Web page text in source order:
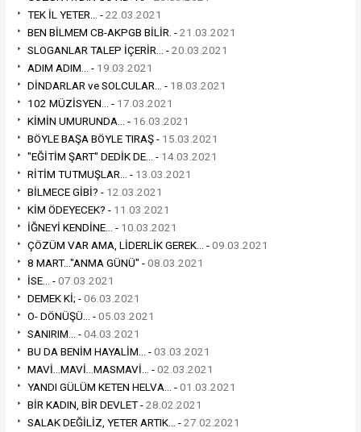
TEK İL YETER... -22.03.2021
BEN BİLMEM CB-AKPGB BİLİR. -21.03.2021
SLOGANLAR TALEP İÇERİR... -20.03.2021
ADIM ADIM... - 19.03.2021
DİNDARLAR ve SOLCULAR... - 18.03.2021
102 MÜZİSYEN... - 17.03.2021
KİMİN UMURUNDA... - 16.03.2021
BÖYLE BAŞA BÖYLE TIRAŞ - 15.03.2021
"EĞİTİM ŞART" DEDİK DE... - 14.03.2021
RİTİM TUTMUŞLAR... - 13.03.2021
BİLMECE GİBİ? - 12.03.2021
KİM ÖDEYECEK? - 11.03.2021
İĞNEYİ KENDİNE... - 10.03.2021
ÇÖZÜM VAR AMA, LİDERLİK GEREK... -09.03.2021
8 MART..."ANMA GÜNÜ" -08.03.2021
İSE... -07.03.2021
DEMEK Kİ; -06.03.2021
O- DÖNÜŞÜ... -05.03.2021
SANIRIM... -04.03.2021
BU DA BENİM HAYALİM... -03.03.2021
MAVİ...MAVİ...MASMAVİ... -02.03.2021
YANDI GÜLÜM KETEN HELVA... -01.03.2021
BİR KADIN, BİR DEVLET -28.02.2021
SALAK DEĞİLİZ, YETER ARTIK... -27.02.2021